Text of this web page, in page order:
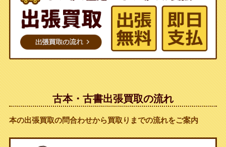
古本・古書出張買取の流れ
本の出張買取の問合わせから買取りまでの流れをご案内